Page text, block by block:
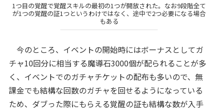
1つ目の覚醒で覚醒スキルの最初の1つが開放された。なお9段階全て
が1つの覚醒の証1つというわけではなく、途中で2つ必要になる場合
もある
今のところ、イベントの開始時にはボーナスとしてガ
チャ10回分に相当する魔導石3000個が配られることが多
く、イベントでのガチャチケットの配布も多いので、無
課金でも結構な回数のガチャを回せるようになっている
ため、ダブった際にもらえる覚醒の証も結構な数が入手